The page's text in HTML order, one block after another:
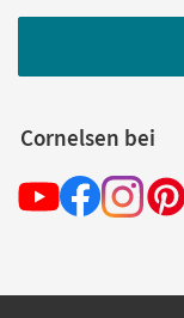
Cornelsen bei